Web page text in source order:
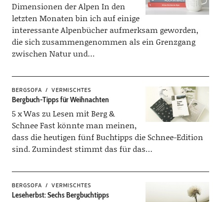
Dimensionen der Alpen In den
letzten Monaten bin ich auf einige
interessante Alpenbücher aufmerksam geworden,
die sich zusammengenommen als ein Grenzgang
zwischen Natur und…
BERGSOFA VERMISCHTES
Bergbuch-Tipps für Weihnachten
5 x Was zu Lesen mit Berg &
Schnee Fast könnte man meinen,
dass die heutigen fünf Buchtipps die Schnee-Edition
sind. Zumindest stimmt das für das…
BERGSOFA VERMISCHTES
Leseherbst: Sechs Bergbuchtipps